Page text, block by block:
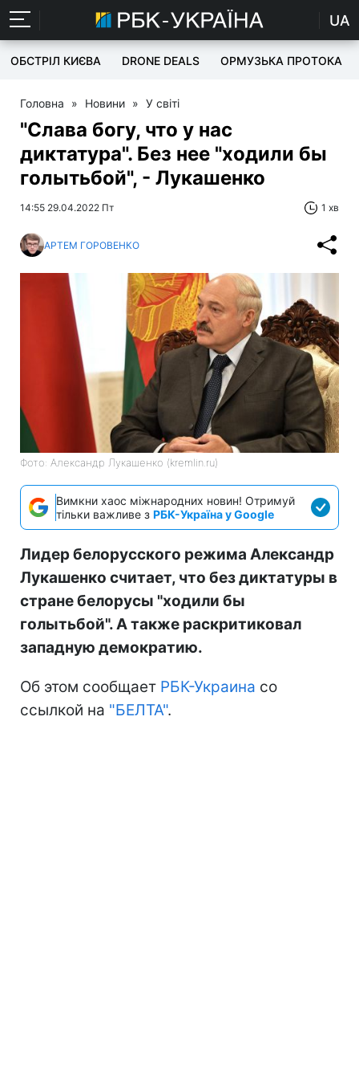
UA
ОБСТРІЛ КИЄВА DRONE DEALS ОРМУЗЬКА ПРОТОКА
Головна » Новини » У світі
"Слава богу, что у нас
диктатура". Без нее "ходили бы
голытьбой", - Лукашенко
14:55 29.04.2022 Пт 1 хв
АРТЕМ ГОРОВЕНКО
Фото: Александр Лукашенко (kremlin.ru)
Вимкни хаос міжнародних новин! Отримуй
тільки важливе з РБК-Україна у Google
Лидер белорусского режима Александр
Лукашенко считает, что без диктатуры в
стране белорусы "ходили бы
голытьбой". А также раскритиковал
западную демократию.
Об этом сообщает РБК-Украина со
ссылкой на "БЕЛТА".